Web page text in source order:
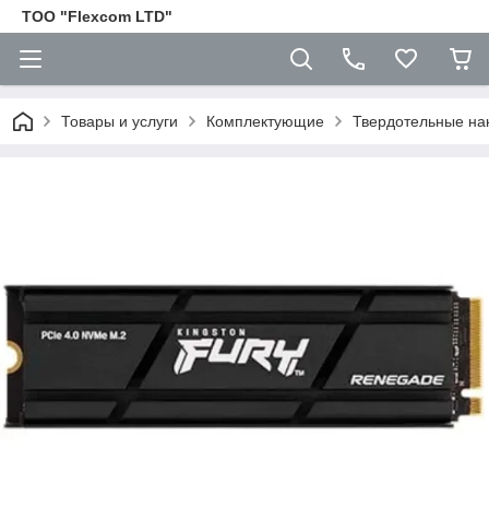
ТОО "Flexcom LTD"
Товары и услуги Комплектующие Твердотельные